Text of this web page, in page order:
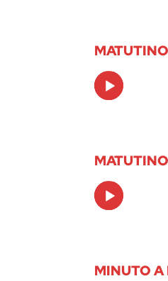
Audio
Player
Audio
Player
MINUTO A